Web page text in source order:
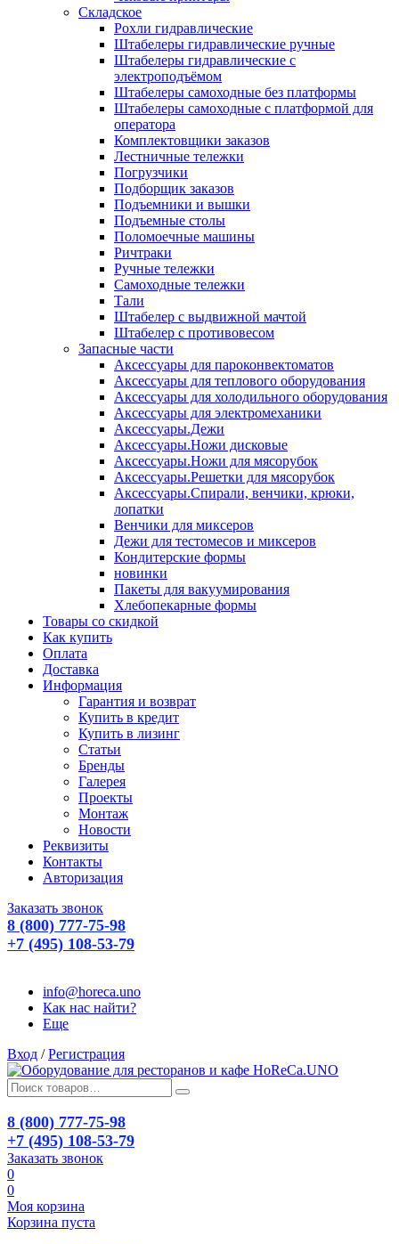
Складское
Рохли гидравлические
Штабелеры гидравлические ручные
Штабелеры гидравлические с
электроподъёмом
Штабелеры самоходные без платформы
Штабелеры самоходные с платформой для
оператора
Комплектовщики заказов
Лестничные тележки
Погрузчики
Подборщик заказов
Подъемники и вышки
Подъемные столы
Поломоечные машины
Ричтраки
Ручные тележки
Самоходные тележки
Тали
Штабелер с выдвижной мачтой
Штабелер с противовесом
Запасные части
Аксессуары для пароконвектоматов
Аксессуары для теплового оборудования
Аксессуары для холодильного оборудования
Аксессуары для электромеханики
Аксессуары.Дежи
Аксессуары.Ножи дисковые
Аксессуары.Ножи для мясорубок
Аксессуары.Решетки для мясорубок
Аксессуары.Спирали, венчики, крюки,
лопатки
Венчики для миксеров
Дежи для тестомесов и миксеров
Кондитерские формы
новинки
Пакеты для вакуумирования
Хлебопекарные формы
Товары со скидкой
Как купить
Оплата
Доставка
Информация
Гарантия и возврат
Купить в кредит
Купить в лизинг
Статьи
Бренды
Галерея
Проекты
Монтаж
Новости
Реквизиты
Контакты
Авторизация
Заказать звонок
8 (800) 777-75-98
+7 (495) 108-53-79
info@horeca.uno
Как нас найти?
Еще
Вход / Регистрация
8 (800) 777-75-98
+7 (495) 108-53-79
Заказать звонок
0
0
Моя корзина
Корзина пуста